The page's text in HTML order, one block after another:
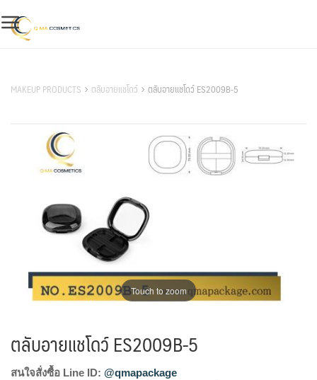
to
content
MAKEUP PRODUCTS ตลับอายแชโดว์ ตลับอายแชโดว์ ES2009B-5
Touch to zoom
ตลับอายแชโดว์ ES2009B-5
สนใจสั่งซื้อ Line ID: @qmapackage